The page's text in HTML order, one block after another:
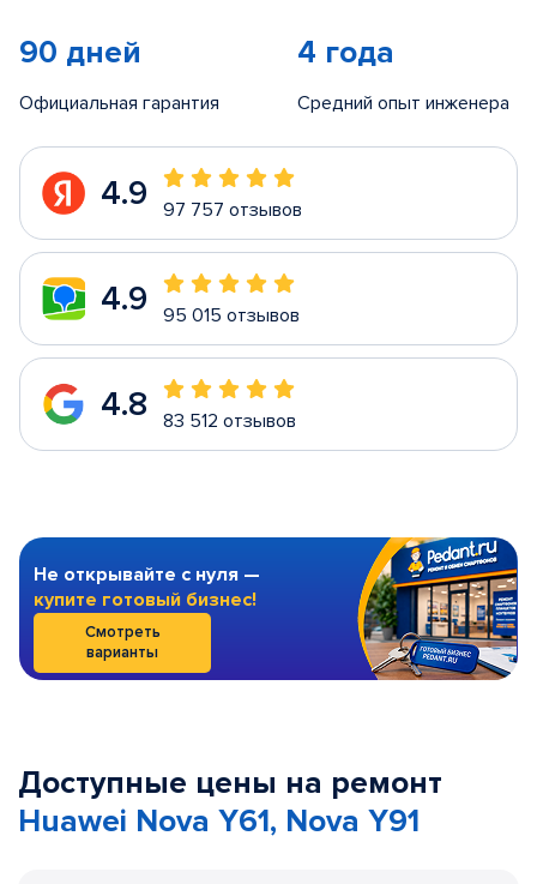
90 дней
Официальная гарантия
4 года
Средний опыт инженера
4.9 97 757 отзывов
4.9 95 015 отзывов
4.8 83 512 отзывов
Не открывайте с нуля —
купите готовый бизнес!
Смотреть
варианты
Доступные цены на ремонт
Huawei Nova Y61, Nova Y91